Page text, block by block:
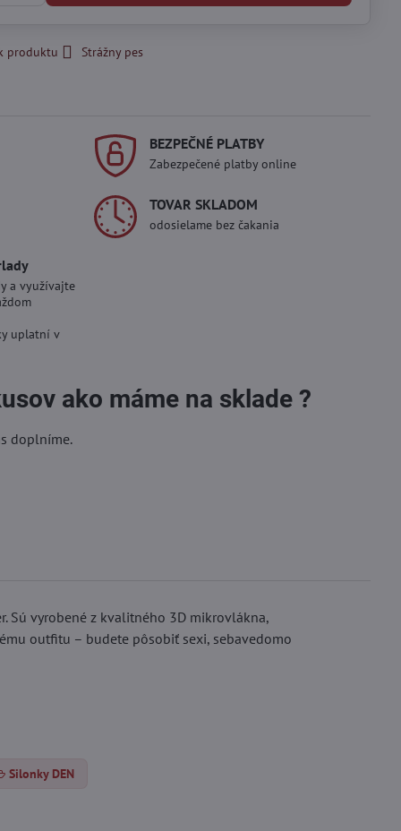
produktu Strážny pes
BEZPEČNÉ PLATBY
Zabezpečené platby online
TOVAR SKLADOM
odosielame bez čakania
a využívajte
uplatní v
ako máme na sklade ?
doplníme.
Sú vyrobené z kvalitného 3D mikrovlákna,
outfitu – budete pôsobiť sexi, sebavedomo
Silonky DEN